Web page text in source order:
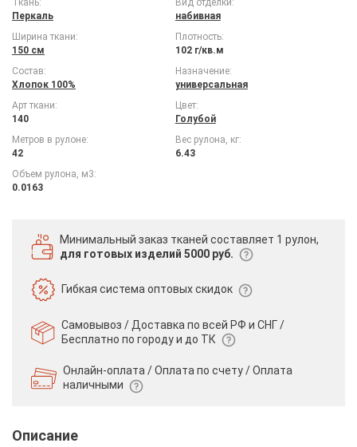
Перкаль
набивная
Ширина ткани:
150 см
Плотность:
102 г/кв.м
Состав:
Хлопок 100%
Назначение:
универсальная
Арт ткани:
140
Цвет:
Голубой
Метров в рулоне:
42
Вес рулона, кг:
6.43
Объем рулона, м3:
0.0163
Минимальный заказ тканей составляет 1 рулон,
для готовых изделий 5000 руб.
Гибкая системаоптовых скидок
Самовывоз / Доставка по всей РФ и СНГ /
Бесплатно по городу и до ТК
Онлайн-оплата / Оплата по счету /Оплата
наличными
Описание